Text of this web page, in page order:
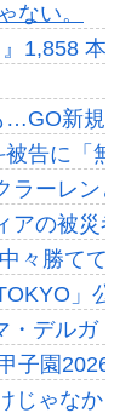
ない。
1,858 本
新規
被告に「
ラーレンと
アの被災
々勝てて
」公
・デルガ
子園2026
じゃなかっ